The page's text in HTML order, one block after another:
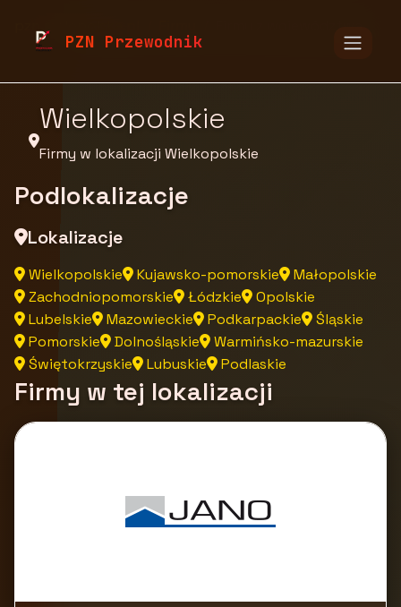
PZN Przewodnik
Wielkopolskie
Firmy w lokalizacji Wielkopolskie
Podlokalizacje
Lokalizacje
Wielkopolskie Kujawsko-pomorskie
Małopolskie
Zachodniopomorskie
Łódzkie
Opolskie
Lubelskie
Mazowieckie Podkarpackie
Śląskie
Pomorskie
Dolnośląskie
Warmińsko-mazurskie
Świętokrzyskie
Lubuskie Podlaskie
Firmy w tej lokalizacji